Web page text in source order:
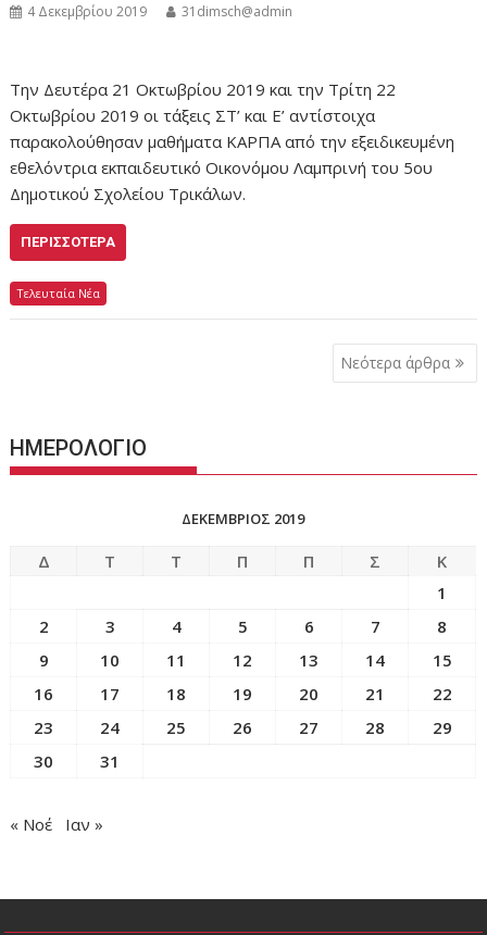
4 Δεκεμβρίου 2019 31dimsch@admin
Την Δευτέρα 21 Οκτωβρίου 2019 και την Τρίτη 22
Οκτωβρίου 2019 οι τάξεις ΣΤ’ και Ε’ αντίστοιχα
παρακολούθησαν μαθήματα ΚΑΡΠΑ από την εξειδικευμένη
εθελόντρια εκπαιδευτικό Οικονόμου Λαμπρινή του 5ου
Δημοτικού Σχολείου Τρικάλων.
ΠΕΡΙΣΣΌΤΕΡΑ
Τελευταία Νέα
Νεότερα άρθρα
ΗΜΕΡΟΛΟΓΙΟ
ΔΕΚΈΜΒΡΙΟΣ 2019
Δ Τ Τ Π Π Σ
Κ
1
2
3 4 5 6 7
8
9
10 11 12 13 14
15
16
17 18 19 20 21
22
23
24 25 26 27 28
29
30
31
« Νοέ Ιαν »